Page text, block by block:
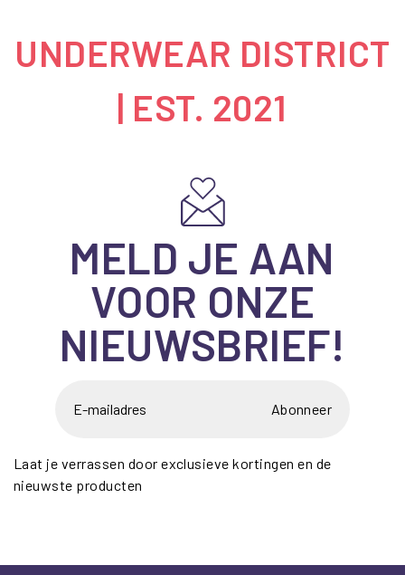
UNDERWEAR DISTRICT
| EST. 2021
MELD JE AAN
VOOR ONZE
NIEUWSBRIEF!
Abonneer
Laat je verrassen door exclusieve kortingen en de
nieuwste producten